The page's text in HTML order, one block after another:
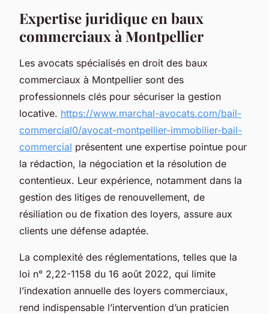
Expertise juridique en baux
commerciaux à Montpellier
Les avocats spécialisés en droit des baux
commerciaux à Montpellier sont des
professionnels clés pour sécuriser la gestion
locative. https://www.marchal-avocats.com/bail-
commercial0/avocat-montpellier-immobilier-bail-
commercial présentent une expertise pointue pour
la rédaction, la négociation et la résolution de
contentieux. Leur expérience, notamment dans la
gestion des litiges de renouvellement, de
résiliation ou de fixation des loyers, assure aux
clients une défense adaptée.
La complexité des réglementations, telles que la
loi n° 2,22-1158 du 16 août 2022, qui limite
l’indexation annuelle des loyers commerciaux,
rend indispensable l’intervention d’un praticien